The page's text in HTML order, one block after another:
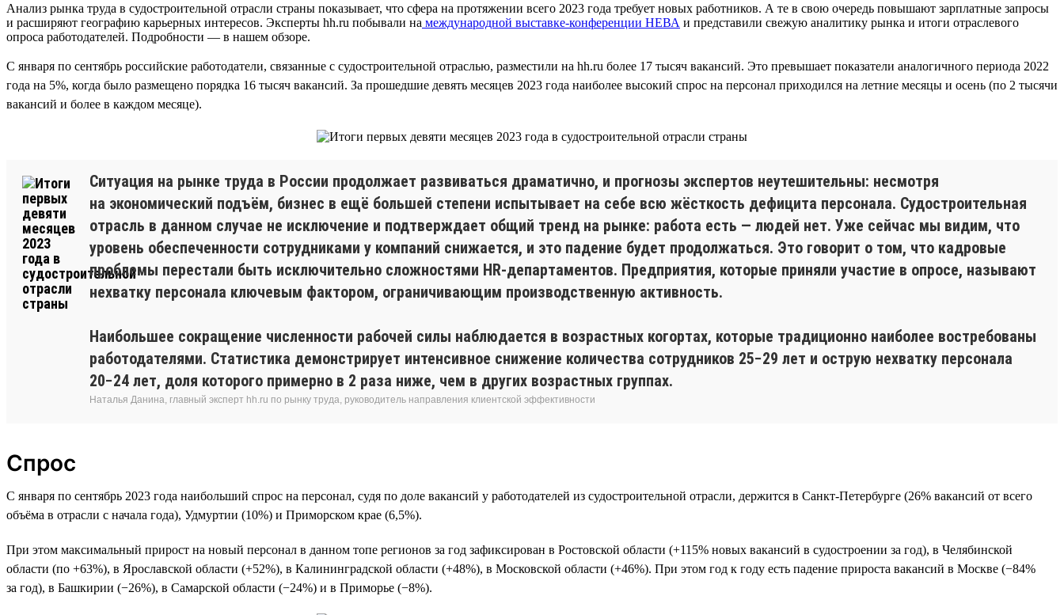
Анализ рынка труда в судостроительной отрасли страны показывает, что сфера на протяжении всего 2023 года требует новых работников. А те в свою очередь повышают зарплатные запросы
и расширяют географию карьерных интересов. Эксперты hh.ru побывали на международной выставке-конференции НЕВА и представили свежую аналитику рынка и итоги отраслевого
опроса работодателей. Подробности — в нашем обзоре.
С января по сентябрь российские работодатели, связанные с судостроительной отраслью, разместили на hh.ru более 17 тысяч вакансий. Это превышает показатели аналогичного периода 2022
года на 5%, когда было размещено порядка 16 тысяч вакансий. За прошедшие девять месяцев 2023 года наиболее высокий спрос на персонал приходился на летние месяцы и осень (по 2 тысячи
вакансий и более в каждом месяце).
Ситуация на рынке труда в России продолжает развиваться драматично, и прогнозы экспертов неутешительны: несмотря
на экономический подъём, бизнес в ещё большей степени испытывает на себе всю жёсткость дефицита персонала. Судостроительная
отрасль в данном случае не исключение и подтверждает общий тренд на рынке: работа есть — людей нет. Уже сейчас мы видим, что
уровень обеспеченности сотрудниками у компаний снижается, и это падение будет продолжаться. Это говорит о том, что кадровые
проблемы перестали быть исключительно сложностями HR-департаментов. Предприятия, которые приняли участие в опросе, называют
нехватку персонала ключевым фактором, ограничивающим производственную активность.
Наибольшее сокращение численности рабочей силы наблюдается в возрастных когортах, которые традиционно наиболее востребованы
работодателями. Статистика демонстрирует интенсивное снижение количества сотрудников 25−29 лет и острую нехватку персонала
20−24 лет, доля которого примерно в 2 раза ниже, чем в других возрастных группах.
Наталья Данина, главный эксперт hh.ru по рынку труда, руководитель направления клиентской эффективности
Спрос
С января по сентябрь 2023 года наибольший спрос на персонал, судя по доле вакансий у работодателей из судостроительной отрасли, держится в Санкт-Петербурге (26% вакансий от всего
объёма в отрасли с начала года), Удмуртии (10%) и Приморском крае (6,5%).
При этом максимальный прирост на новый персонал в данном топе регионов за год зафиксирован в Ростовской области (+115% новых вакансий в судостроении за год), в Челябинской
области (по +63%), в Ярославской области (+52%), в Калининградской области (+48%), в Московской области (+46%). При этом год к году есть падение прироста вакансий в Москве (−84%
за год), в Башкирии (−26%), в Самарской области (−24%) и в Приморье (−8%).